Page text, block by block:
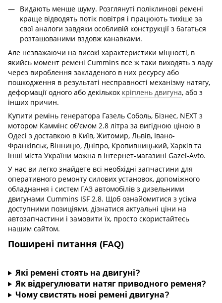
Видають менше шуму. Розглянуті поліклинові ремені
краще відводять потік повітря і працюють тихіше за
свої аналоги завдяки особливій конструкції з багаться
розташованими вздовж канавками.
Але незважаючи на високі характеристики міцності, в
якийсь момент ремені Cummins все ж таки виходять з ладу
через вироблення закладеного в них ресурсу або
пошкодження в результаті несправності механізму натягу,
деформації одного або декількох кріплень двигуна, або з
інших причин.
Купити ремінь генератора Газель Соболь, Бізнес, NEXT з
мотором Каммінс об'ємом 2.8 літра за вигідною ціною в
Одесі з доставкою в Київ, Житомир, Львів, Івано-
Франківськ, Вінницю, Дніпро, Кропивницький, Харків та
інші міста України можна в інтернет-магазині Gazel-Avto.
У нас ви легко знайдете всі необхідні запчастини для
оперативного ремонту силових установок, допоміжного
обладнання і систем ГАЗ автомобілів з дизельними
двигунами Cummins ISF 2.8. Щоб ознайомитися з усіма
доступними позиціями, дізнатися актуальні ціни на
автозапчастини і замовити їх, просто скористайтесь
нашим сайтом.
Поширені питання (FAQ)
Які ремені стоять на двигуні?
Як відрегулювати натяг приводного ременя?
Чому свистять нові ремені двигуна?